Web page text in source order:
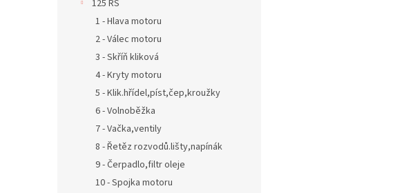
125 RS
1 - Hlava motoru
2 - Válec motoru
3 - Skříň kliková
4 - Kryty motoru
5 - Klik.hřídel,píst,čep,kroužky
6 - Volnoběžka
7 - Vačka,ventily
8 - Řetěz rozvodů.lišty,napínák
9 - Čerpadlo,filtr oleje
10 - Spojka motoru